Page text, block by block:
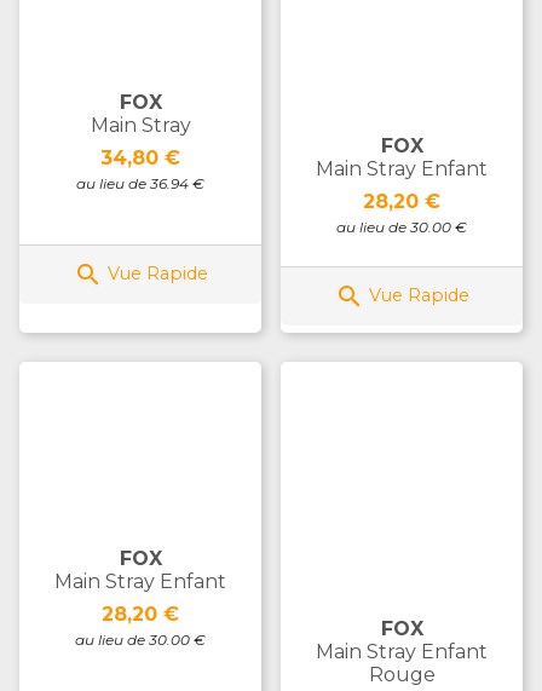
FOX
Main Stray
Prix
34,80 €
au lieu de 36.94 €
 Vue Rapide
FOX
Main Stray Enfant
Prix
28,20 €
au lieu de 30.00 €
 Vue Rapide
FOX
Main Stray Enfant
Prix
28,20 €
au lieu de 30.00 €
FOX
Main Stray Enfant
Rouge